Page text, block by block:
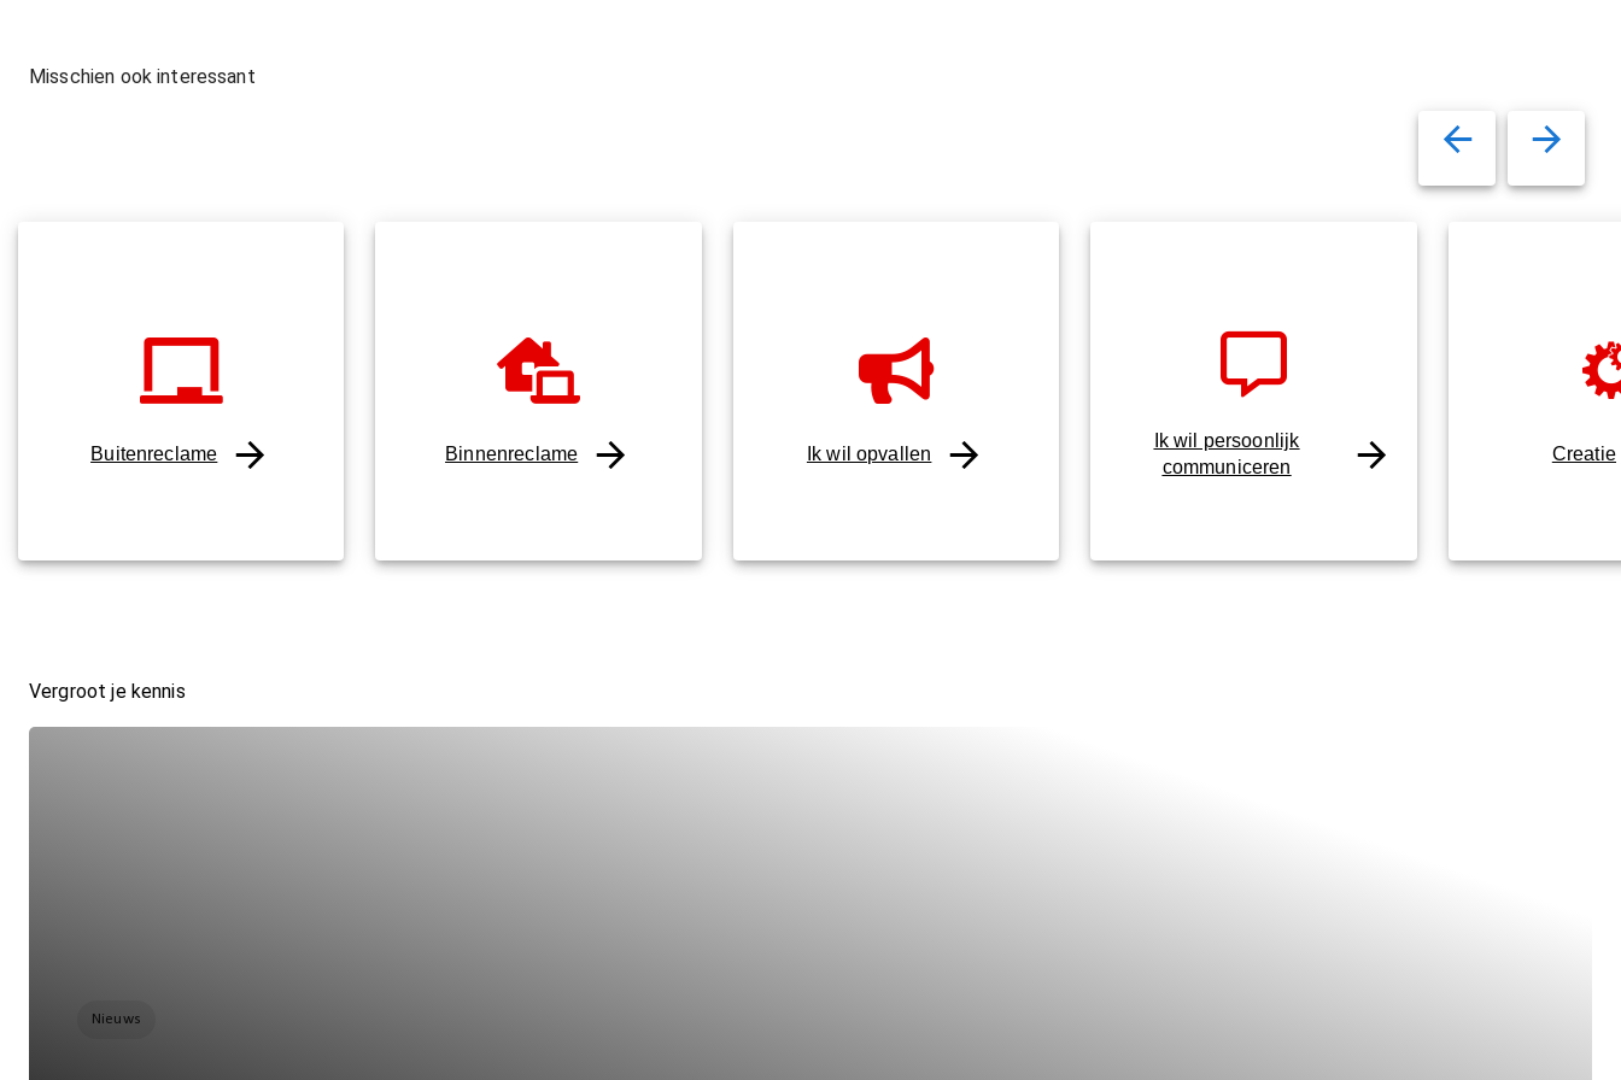
Misschien ook interessant
Buitenreclame Binnenreclame Ik wil opvallen
Ik wil persoonlijk
communiceren
Creatie
Vergroot je kennis
Nieuws